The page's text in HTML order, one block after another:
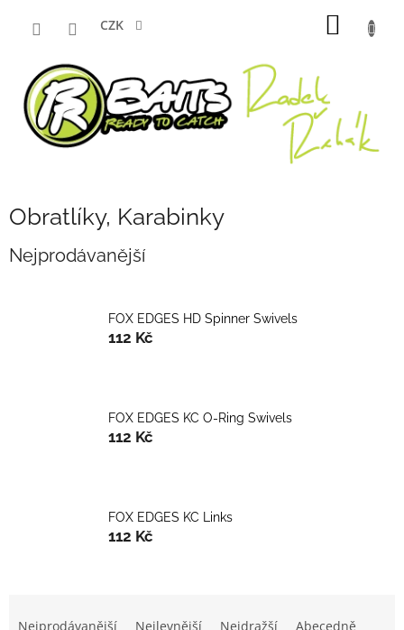
CZK
Obratlíky, Karabinky
Nejprodávanější
FOX EDGES HD Spinner Swivels
112 Kč
FOX EDGES KC O-Ring Swivels
112 Kč
FOX EDGES KC Links
112 Kč
Nejprodávanější Nejlevnější Nejdražší Abecedně